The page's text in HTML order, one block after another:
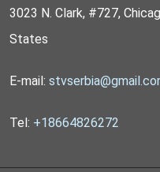
3023 N. Clark, #727,
States
E-mail:
Tel: +18664826272